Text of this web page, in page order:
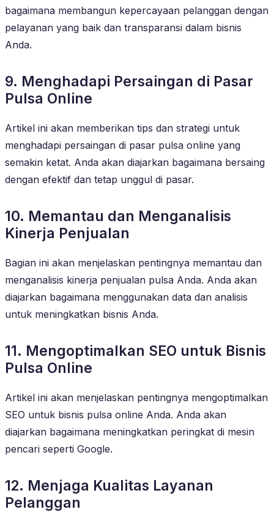
bagaimana membangun kepercayaan pelanggan dengan
pelayanan yang baik dan transparansi dalam bisnis
Anda.
9. Menghadapi Persaingan di Pasar
Pulsa Online
Artikel ini akan memberikan tips dan strategi untuk
menghadapi persaingan di pasar pulsa online yang
semakin ketat. Anda akan diajarkan bagaimana bersaing
dengan efektif dan tetap unggul di pasar.
10. Memantau dan Menganalisis
Kinerja Penjualan
Bagian ini akan menjelaskan pentingnya memantau dan
menganalisis kinerja penjualan pulsa Anda. Anda akan
diajarkan bagaimana menggunakan data dan analisis
untuk meningkatkan bisnis Anda.
11. Mengoptimalkan SEO untuk Bisnis
Pulsa Online
Artikel ini akan menjelaskan pentingnya mengoptimalkan
SEO untuk bisnis pulsa online Anda. Anda akan
diajarkan bagaimana meningkatkan peringkat di mesin
pencari seperti Google.
12. Menjaga Kualitas Layanan
Pelanggan